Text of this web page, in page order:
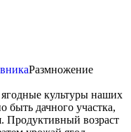
Размножение
культуры наших
дачного участка,
Продуктивный возраст